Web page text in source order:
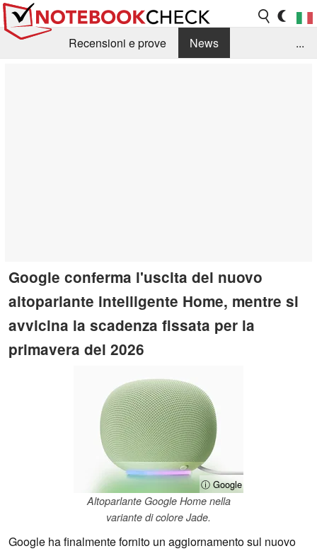
Recensioni e prove
News
...
Google conferma l'uscita del nuovo
altoparlante intelligente Home, mentre si
avvicina la scadenza fissata per la
primavera del 2026
ⓘ Google
Altoparlante Google Home nella
variante di colore Jade.
Google ha finalmente fornito un aggiornamento sul nuovo